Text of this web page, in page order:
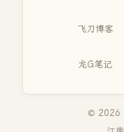
飞刀博客
龙G笔记
© 2026